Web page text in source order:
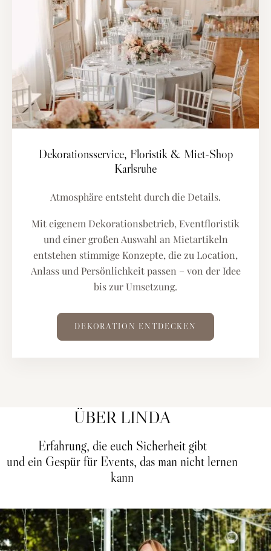
Dekorationsservice, Floristik & Miet-Shop
Karlsruhe
Atmosphäre entsteht durch die Details.
Mit eigenem Dekorationsbetrieb, Eventfloristik
und einer großen Auswahl an Mietartikeln
entstehen stimmige Konzepte, die zu Location,
Anlass und Persönlichkeit passen – von der Idee
bis zur Umsetzung.
DEKORATION ENTDECKEN
ÜBER LINDA
Erfahrung, die euch Sicherheit gibt
und ein Gespür für Events, das man nicht lernen
kann